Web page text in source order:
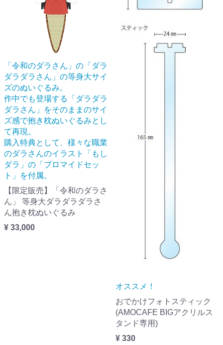
「令和のダラさん」の「ダラ
ダラダラさん」の等身大サイ
ズのぬいぐるみ。
作中でも登場する「ダラダラ
ダラさん」をそのままのサイ
ズ感で抱き枕ぬいぐるみとし
て再現。
購入特典として、様々な職業
のダラさんのイラスト「もし
ダラ」の「ブロマイドセッ
ト」を付属。
【限定販売】「令和のダラさ
ん」 等身大ダラダラダラさ
ん抱き枕ぬいぐるみ
¥ 33,000
オススメ！
おでかけフォトスティック
(AMOCAFE BIGアクリルス
タンド専用)
¥ 330